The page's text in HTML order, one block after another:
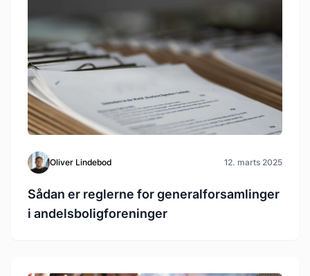
Oliver Lindebod 12. marts 2025
Sådan er reglerne for generalforsamlinger
i andelsboligforeninger